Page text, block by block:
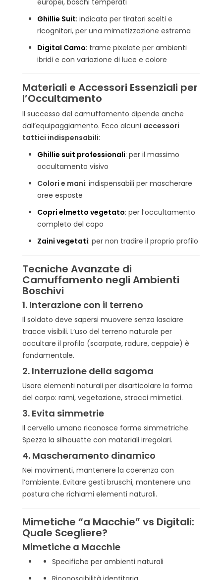
europei, boschi temperati
Ghillie Suit: indicata per tiratori scelti e
ricognitori, per una mimetizzazione estrema
Digital Camo: trame pixelate per ambienti
ibridi e con variazione di luce e colore
Materiali e Accessori Essenziali per
l’Occultamento
Il successo del camuffamento dipende anche
dall’equipaggiamento. Ecco alcuni accessori
tattici indispensabili:
Ghillie suit professionali: per il massimo
occultamento visivo
Colori e mani: indispensabili per mascherare
aree esposte
Copri elmetto vegetato: per l’occultamento
completo del capo
Zaini vegetati: per non tradire il proprio profilo
Tecniche Avanzate di
Camuffamento negli Ambienti
Boschivi
1. Interazione con il terreno
Il soldato deve sapersi muovere senza lasciare
tracce visibili. L’uso del terreno naturale per
occultare il profilo (scarpate, radure, ceppaie) è
fondamentale.
2. Interruzione della sagoma
Usare elementi naturali per disarticolare la forma
del corpo: rami, vegetazione, stracci mimetici.
3. Evita simmetrie
Il cervello umano riconosce forme simmetriche.
Spezza la silhouette con materiali irregolari.
4. Mascheramento dinamico
Nei movimenti, mantenere la coerenza con
l’ambiente. Evitare gesti bruschi, mantenere una
postura che richiami elementi naturali.
Mimetiche “a Macchie” vs Digitali:
Quale Scegliere?
Mimetiche a Macchie
Specifiche per ambienti naturali